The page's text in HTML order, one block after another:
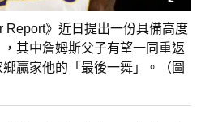
》近日提出一份具備高度
其中詹姆斯父子有望一同重返
贏家他的「最後一舞」。（圖